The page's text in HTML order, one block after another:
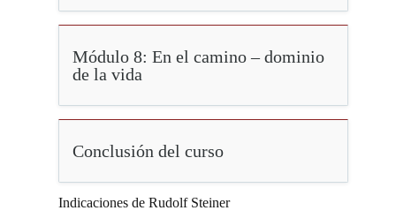
Módulo 8: En el camino – dominio
de la vida
Conclusión del curso
Indicaciones de Rudolf Steiner